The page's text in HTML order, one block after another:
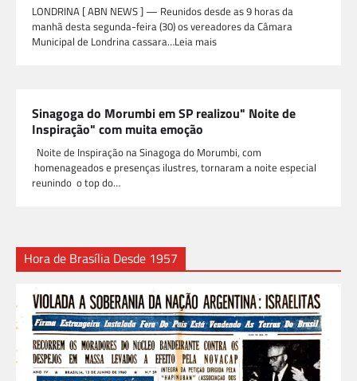
LONDRINA [ ABN NEWS ] — Reunidos desde as 9 horas da
manhã desta segunda-feira (30) os vereadores da Câmara
Municipal de Londrina cassara…Leia mais
Sinagoga do Morumbi em SP realizou" Noite de
Inspiração" com muita emoção
Noite de Inspiração na Sinagoga do Morumbi, com
homenageados e presenças ilustres, tornaram a noite especial
reunindo o top do…
Hora de Brasília Desde 1957